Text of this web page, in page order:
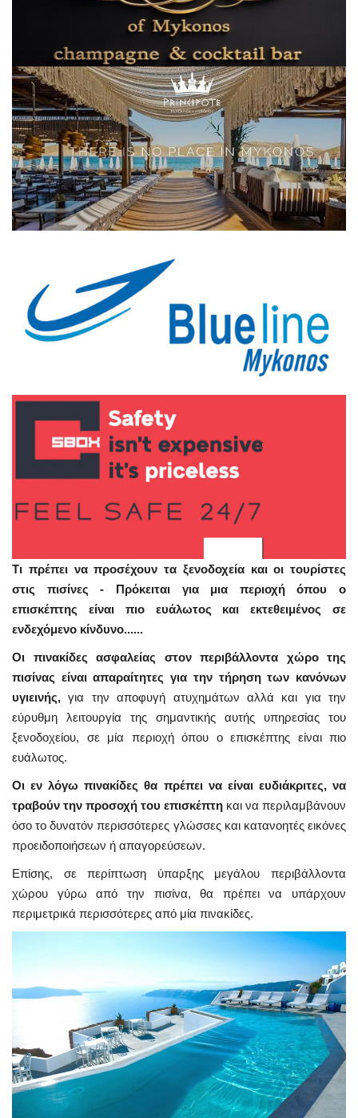
Elections 2023
Γλώσσα
Ελληνικά English
Τι πρέπει να προσέχουν τα ξενοδοχεία και οι τουρίστες
στις πισίνες - Πρόκειται για μια περιοχή όπου ο
επισκέπτης είναι πιο ευάλωτος και εκτεθειμένος σε
ενδεχόμενο κίνδυνο......
Οι πινακίδες ασφαλείας στον περιβάλλοντα χώρο της
πισίνας είναι απαραίτητες για την τήρηση των κανόνων
υγιεινής, για την αποφυγή ατυχημάτων αλλά και για την
εύρυθμη λειτουργία της σημαντικής αυτής υπηρεσίας του
ξενοδοχείου, σε μία περιοχή όπου ο επισκέπτης είναι πιο
ευάλωτος.
Οι εν λόγω πινακίδες θα πρέπει να είναι ευδιάκριτες, να
τραβούν την προσοχή του επισκέπτη και να περιλαμβάνουν
όσο το δυνατόν περισσότερες γλώσσες και κατανοητές εικόνες
προειδοποιήσεων ή απαγορεύσεων.
Επίσης, σε περίπτωση ύπαρξης μεγάλου περιβάλλοντα
χώρου γύρω από την πισίνα, θα πρέπει να υπάρχουν
περιμετρικά περισσότερες από μία πινακίδες.